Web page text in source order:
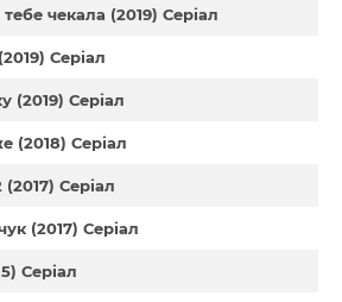
чекала (2019) Серіал
Серіал
(2019) Серіал
(2018) Серіал
Серіал
(2017) Серіал
Серіал